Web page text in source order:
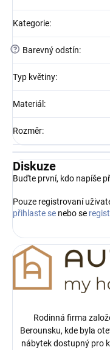
Kategorie:
? Barevný odstín:
Typ květiny:
Materiál :
Rozměr:
Diskuze
Buďte první, kdo napíše
Pouze registrovaní
přihlaste se nebo se
Rodinná firma
Berounsku, kde byla
nábytek dostupný pro